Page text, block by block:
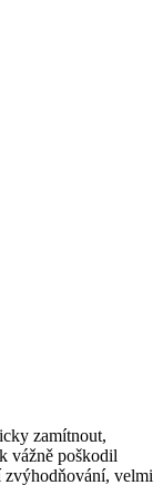
zamítnout,
vážně poškodil
zvýhodňování, velmi